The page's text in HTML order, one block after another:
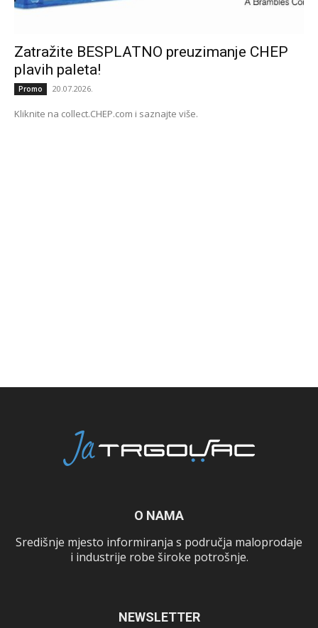
Zatražite BESPLATNO preuzimanje CHEP
plavih paleta!
Promo 20.07.2026.
Kliknite na collect.CHEP.com i saznajte više.
O NAMA
Središnje mjesto informiranja s područja maloprodaje
i industrije robe široke potrošnje.
NEWSLETTER